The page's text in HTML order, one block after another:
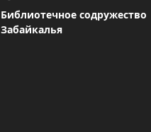
Библиотечное содружество
Забайкалья